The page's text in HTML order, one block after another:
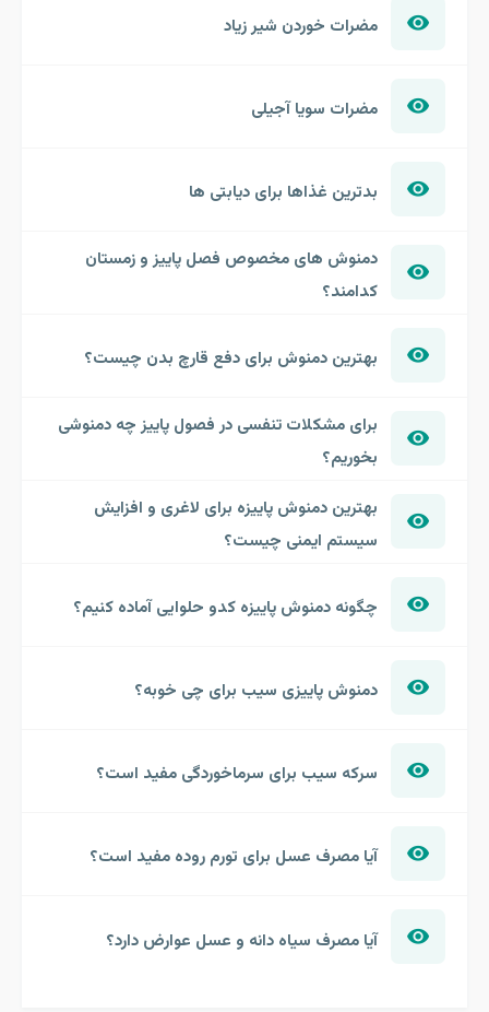
مضرات خوردن شیر زیاد
مضرات سویا آجیلی
بدترین غذاها برای دیابتی ها
دمنوش های مخصوص فصل پاییز و زمستان
کدامند؟
بهترین دمنوش برای دفع قارچ بدن چیست؟
برای مشکلات تنفسی در فصول پاییز چه دمنوشی
بخوریم؟
بهترین دمنوش پاییزه برای لاغری و افزایش
سیستم ایمنی چیست؟
چگونه دمنوش پاییزه کدو حلوایی آماده کنیم؟
دمنوش پاییزی سیب برای چی خوبه؟
سرکه سیب برای سرماخوردگی مفید است؟
آیا مصرف عسل برای تورم روده مفید است؟
آیا مصرف سیاه دانه و عسل عوارض دارد؟